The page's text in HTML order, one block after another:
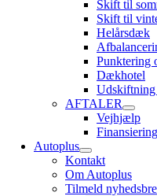
Skift til
Skift til
Helårsdæk
Punktering
Dækhotel
AFTALER
Vejhjælp
Finansiering
Autoplus
Kontakt
Om Autoplus
Tilmeld